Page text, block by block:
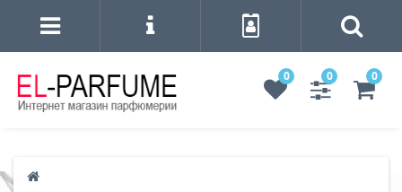
0 0 0